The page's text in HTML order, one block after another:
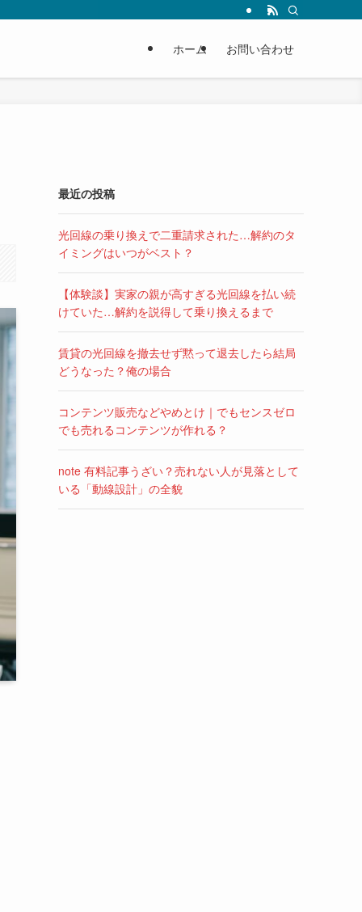
ホーム お問い合わせ
最近の投稿
光回線の乗り換えで二重請求された…解約のタ
イミングはいつがベスト？
【体験談】実家の親が高すぎる光回線を払い続
けていた…解約を説得して乗り換えるまで
賃貸の光回線を撤去せず黙って退去したら結局
どうなった？俺の場合
コンテンツ販売などやめとけ｜でもセンスゼロ
でも売れるコンテンツが作れる？
note 有料記事うざい？売れない人が見落として
いる「動線設計」の全貌